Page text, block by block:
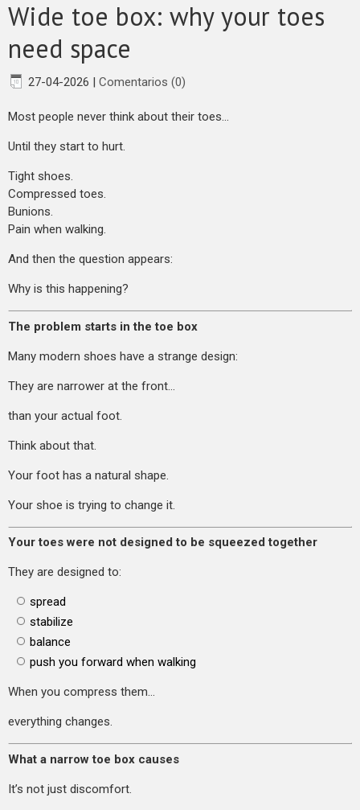
​Wide toe box: why your toes
need space
27-04-2026 | Comentarios (0)
Most people never think about their toes…
Until they start to hurt.
Tight shoes.
Compressed toes.
Bunions.
Pain when walking.
And then the question appears:
Why is this happening?
The problem starts in the toe box
Many modern shoes have a strange design:
They are narrower at the front…
than your actual foot.
Think about that.
Your foot has a natural shape.
Your shoe is trying to change it.
Your toes were not designed to be squeezed together
They are designed to:
spread
stabilize
balance
push you forward when walking
When you compress them…
everything changes.
What a narrow toe box causes
It’s not just discomfort.